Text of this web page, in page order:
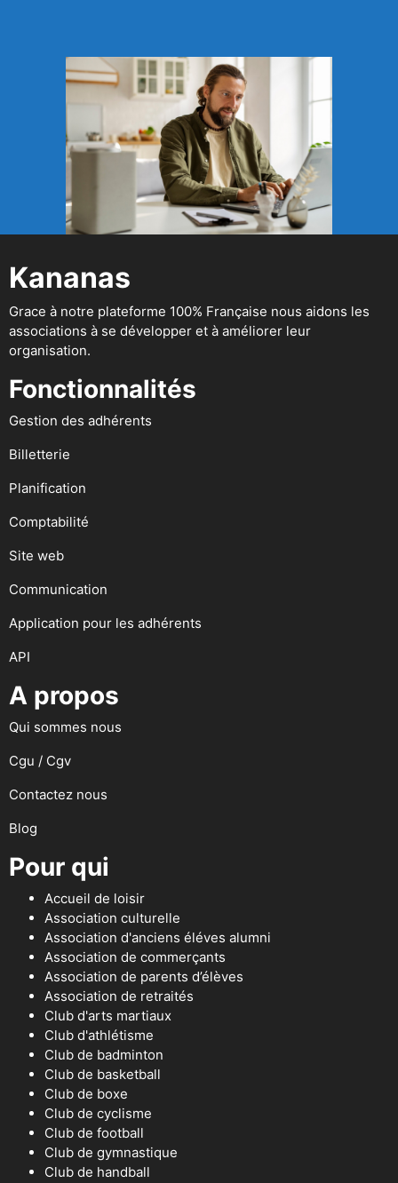
Kananas
Grace à notre plateforme 100% Française nous aidons les
associations à se développer et à améliorer leur
organisation.
Fonctionnalités
Gestion des adhérents
Billetterie
Planification
Comptabilité
Site web
Communication
Application pour les adhérents
API
A propos
Qui sommes nous
Cgu / Cgv
Contactez nous
Blog
Pour qui
Accueil de loisir
Association culturelle
Association d'anciens éléves alumni
Association de commerçants
Association de parents d’élèves
Association de retraités
Club d'arts martiaux
Club d'athlétisme
Club de badminton
Club de basketball
Club de boxe
Club de cyclisme
Club de football
Club de gymnastique
Club de handball